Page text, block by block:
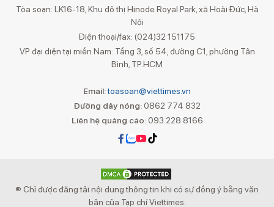
Tòa soạn: LK16-18, Khu đô thị Hinode Royal Park, xã Hoài Đức, Hà
Nội
Điện thoại/fax: (024)32 151175
VP đại diện tại miền Nam: Tầng 3, số 54, đường C1, phường Tân
Bình, TP.HCM
Email:toasoan@viettimes.vn
Đường dây nóng: 0862 774 832
Liên hệ quảng cáo:093 228 8166
® Chỉ được đăng tải nội dung thông tin khi có sự đồng ý bằng văn
bản của Tạp chí Viettimes.